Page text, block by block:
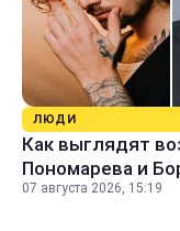
ЛЮДИ
Как выглядят
Пономарева и
07 августа 2026, 15:19